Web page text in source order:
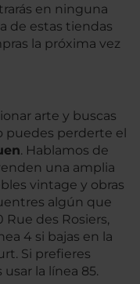
en ninguna
de estas tiendas
la próxima vez
arte y buscas
puedes perderte el
. Hablamos de
una amplia
vintage y obras
algún que
des Rosiers,
4 si bajas en la
Si prefieres
la línea 85.